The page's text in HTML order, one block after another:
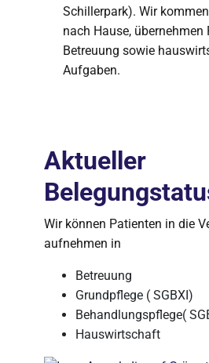
Schillerpark). Wir
nach Hause, übernehmen
Betreuung sowie
Aufgaben.
Aktueller
Wir können Patienten in die
aufnehmen in
Betreuung
Grundpflege ( SGBXI)
Behandlungspflege(
Hauswirtschaft